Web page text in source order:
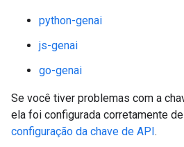
python-genai
js-genai
go-genai
Se você tiver problemas com a
ela foi configurada corretamente
configuração da chave de API.